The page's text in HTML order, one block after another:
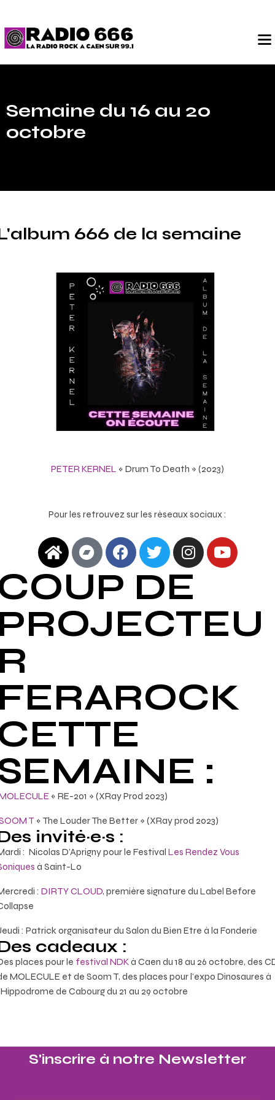
Semaine du 16 au 20
octobre
666 de la semaine
PETER KERNEL « Drum To Death » (2023)
Pour les retrouvez sur les réseaux sociaux :
DE
:
« RE-201 » (XRay Prod 2023)
T « The Louder The Better » (XRay prod 2023)
invité·e·s :
: Nicolas D’Aprigny pour le Festival Les Rendez Vous
à Saint-Lo
: DIRTY CLOUD, première signature du Label Before
: Patrick organisateur du Salon du Bien Etre à la Fonderie
cadeaux :
places pour le festival NDKà Caen du 18 au 26 octobre, des
MOLECULE et de Soom T, des places pour l’expo Dinosaures à
de Cabourg du 21 au 29 octobre
S'inscrire à notre Newsletter​